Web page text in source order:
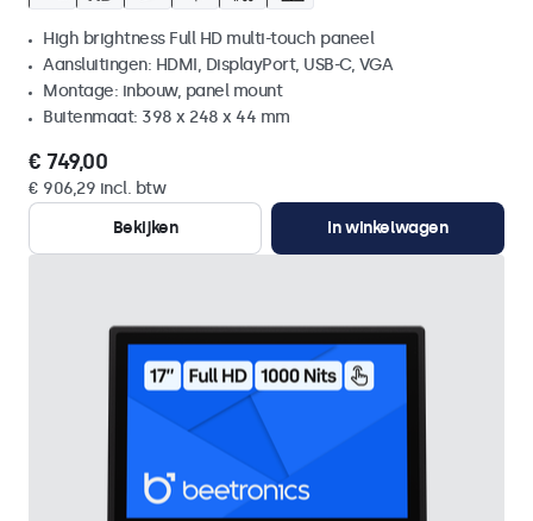
High brightness Full HD multi-touch paneel
Aansluitingen: HDMI, DisplayPort, USB-C, VGA
Montage: inbouw, panel mount
Buitenmaat: 398 x 248 x 44 mm
€ 749,00
€ 906,29 incl. btw
Bekijken
In winkelwagen